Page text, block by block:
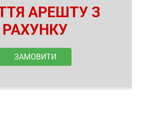
АРЕШТУ З
РАХУНКУ
ЗАМОВИТИ